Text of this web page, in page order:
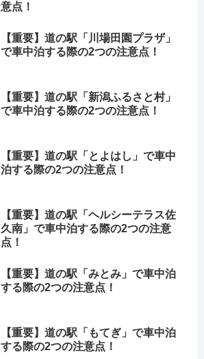
意点！
【重要】道の駅「川場田園プラザ」
で車中泊する際の2つの注意点！
【重要】道の駅「新潟ふるさと村」
で車中泊する際の2つの注意点！
【重要】道の駅「とよはし」で車中
泊する際の2つの注意点！
【重要】道の駅「ヘルシーテラス佐
久南」で車中泊する際の2つの注意
点！
【重要】道の駅「みとみ」で車中泊
する際の2つの注意点！
【重要】道の駅「もてぎ」で車中泊
する際の2つの注意点！